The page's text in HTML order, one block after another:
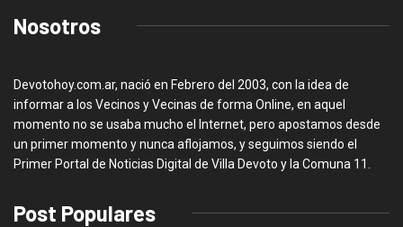
Nosotros
Devotohoy.com.ar, nació en Febrero del 2003, con la idea de
informar a los Vecinos y Vecinas de forma Online, en aquel
momento no se usaba mucho el Internet, pero apostamos desde
un primer momento y nunca aflojamos, y seguimos siendo el
Primer Portal de Noticias Digital de Villa Devoto y la Comuna 11.
Post Populares